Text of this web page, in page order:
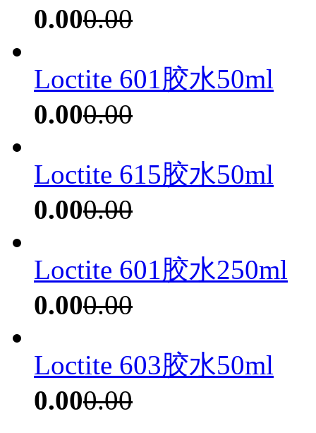
0.000.00
Loctite 601胶水50ml
0.000.00
Loctite 615胶水50ml
0.000.00
Loctite 601胶水250ml
0.000.00
Loctite 603胶水50ml
0.000.00